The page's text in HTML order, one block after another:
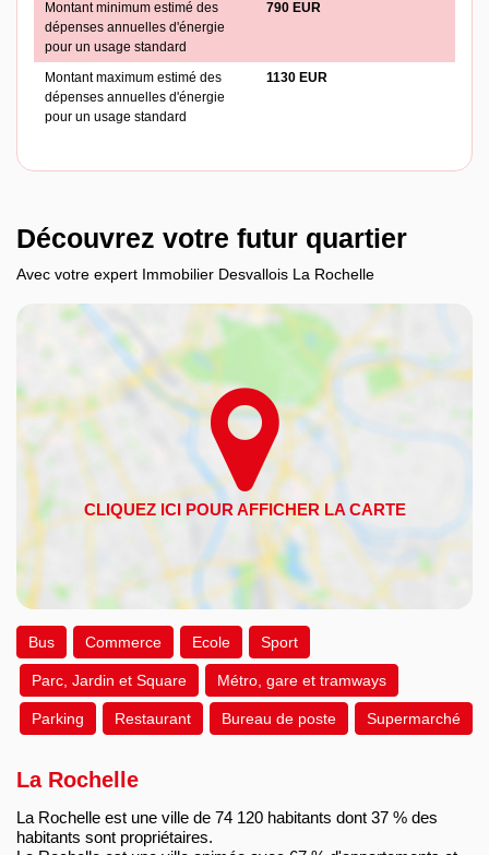
Montant minimum estimé des
dépenses annuelles d'énergie
pour un usage standard
790 EUR
Montant maximum estimé des
dépenses annuelles d'énergie
pour un usage standard
1130 EUR
Découvrez votre futur quartier
Avec votre expert Immobilier Desvallois La Rochelle
Bus Commerce Ecole Sport
Parc, Jardin et Square Métro, gare et tramways
Parking Restaurant Bureau de poste Supermarché
La Rochelle
La Rochelle est une ville de 74 120 habitants dont 37 % des
habitants sont propriétaires.